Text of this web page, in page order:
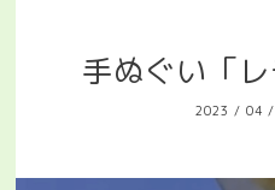
手ぬぐい「レ
2023 / 04 /